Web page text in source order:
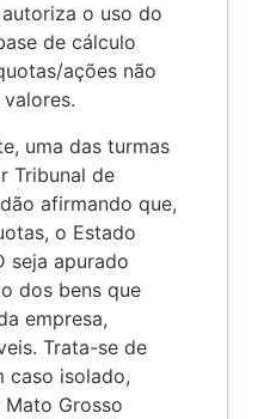
o uso do
de cálculo
ações não
uma das turmas
Tribunal de
afirmando que,
o Estado
seja apurado
dos bens que
empresa,
Trata-se de
caso isolado,
Grosso